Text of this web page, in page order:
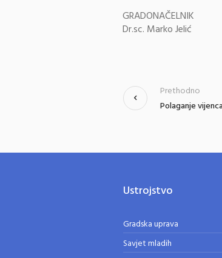
GRADONAČELNIK
Dr.sc. Marko Jelić
Polaganje
Prethodno
Ustrojstvo
Gradska uprava
Savjet mladih